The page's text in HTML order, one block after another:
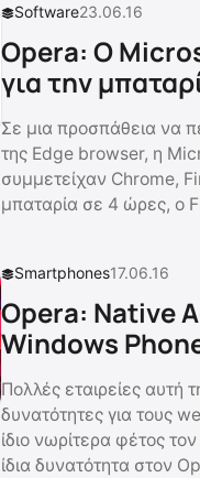
Software23.06.16
Opera: Ο
για την
Σε μια προσπάθεια να
της Edge browser, η
συμμετείχαν Chrome,
μπαταρία σε 4 ώρες, ο
Smartphones17.06.16
Opera: Native
Windows
Πολλές εταιρείες
δυνατότητες για τους
ίδιο νωρίτερα φέτος
ίδια δυνατότητα στον